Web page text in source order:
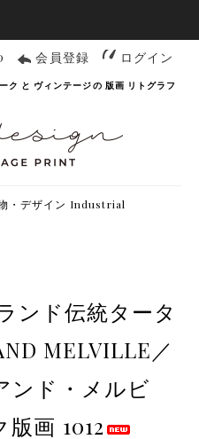
会員登録 ログイン
ク と ヴィンテージの 版画 リトグラフ
・デザイン Industrial
ンド伝統タータ
MELVILLE／
ンド・メルビ
画 1012